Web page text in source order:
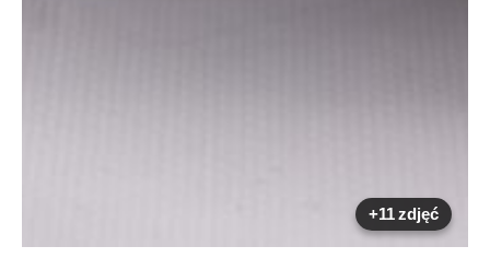
+11 zdjęć